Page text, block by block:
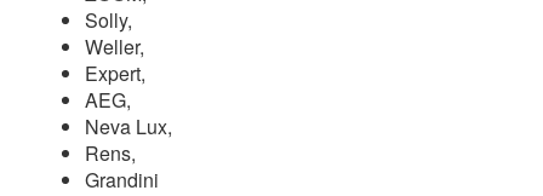
Solly,
Weller,
Expert,
AEG,
Neva Lux,
Rens,
Grandini